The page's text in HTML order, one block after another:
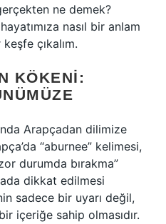
ne demek?
nasıl bir anlam
çıkalım.
KÖKENI:
Arapçadan dilimize
“aburnee” kelimesi,
durumda bırakma”
dikkat edilmesi
sadece bir uyarı değil,
içeriğe sahip olmasıdır.